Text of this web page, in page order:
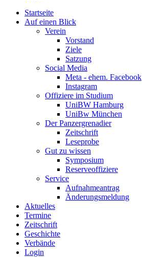
Startseite
Auf einen Blick
Verein
Vorstand
Ziele
Satzung
Social Media
Meta - ehem. Facebook
Instagram
Offiziere im Studium
UniBW Hamburg
UniBw München
Der Panzergrenadier
Zeitschrift
Leseprobe
Gut zu wissen
Symposium
Reserveoffiziere
Service
Aufnahmeantrag
Änderungsmeldung
Aktuelles
Termine
Zeitschrift
Geschichte
Verbände
Login